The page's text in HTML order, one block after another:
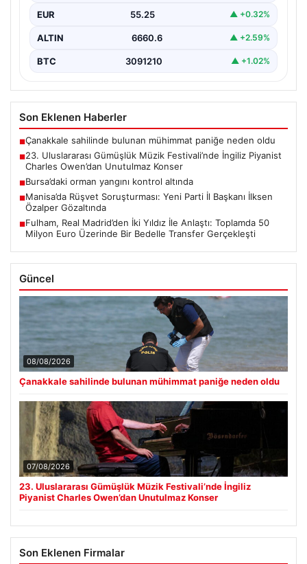
sanatseverleri büyülemeye…
EUR 55.25 ▲ +0.32%
ALTIN 6660.6 ▲ +2.59%
BTC 3091210 ▲ +1.02%
Son Eklenen Haberler
■Çanakkale sahilinde bulunan mühimmat paniğe neden oldu
■23. Uluslararası Gümüşlük Müzik Festivali’nde İngiliz Piyanist
Charles Owen’dan Unutulmaz Konser
■Bursa’daki orman yangını kontrol altında
■Manisa’da Rüşvet Soruşturması: Yeni Parti İl Başkanı İlksen
Özalper Gözaltında
■Fulham, Real Madrid’den İki Yıldız İle Anlaştı: Toplamda 50
Milyon Euro Üzerinde Bir Bedelle Transfer Gerçekleşti
Güncel
08/08/2026
Çanakkale sahilinde bulunan mühimmat paniğe neden oldu
07/08/2026
23. Uluslararası Gümüşlük Müzik Festivali’nde İngiliz
Piyanist Charles Owen’dan Unutulmaz Konser
Son Eklenen Firmalar